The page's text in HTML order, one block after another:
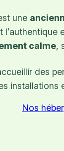
une
calme,
des
installations
Nos